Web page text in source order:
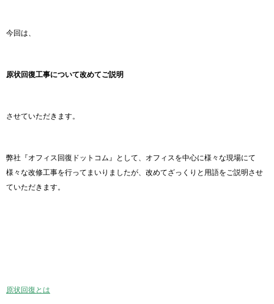
今回は、
原状回復工事について改めてご説明
させていただきます。
弊社『オフィス回復ドットコム』として、オフィスを中心に様々な現場にて
様々な改修工事を行ってまいりましたが、改めてざっくりと用語をご説明させ
ていただきます。
原状回復とは